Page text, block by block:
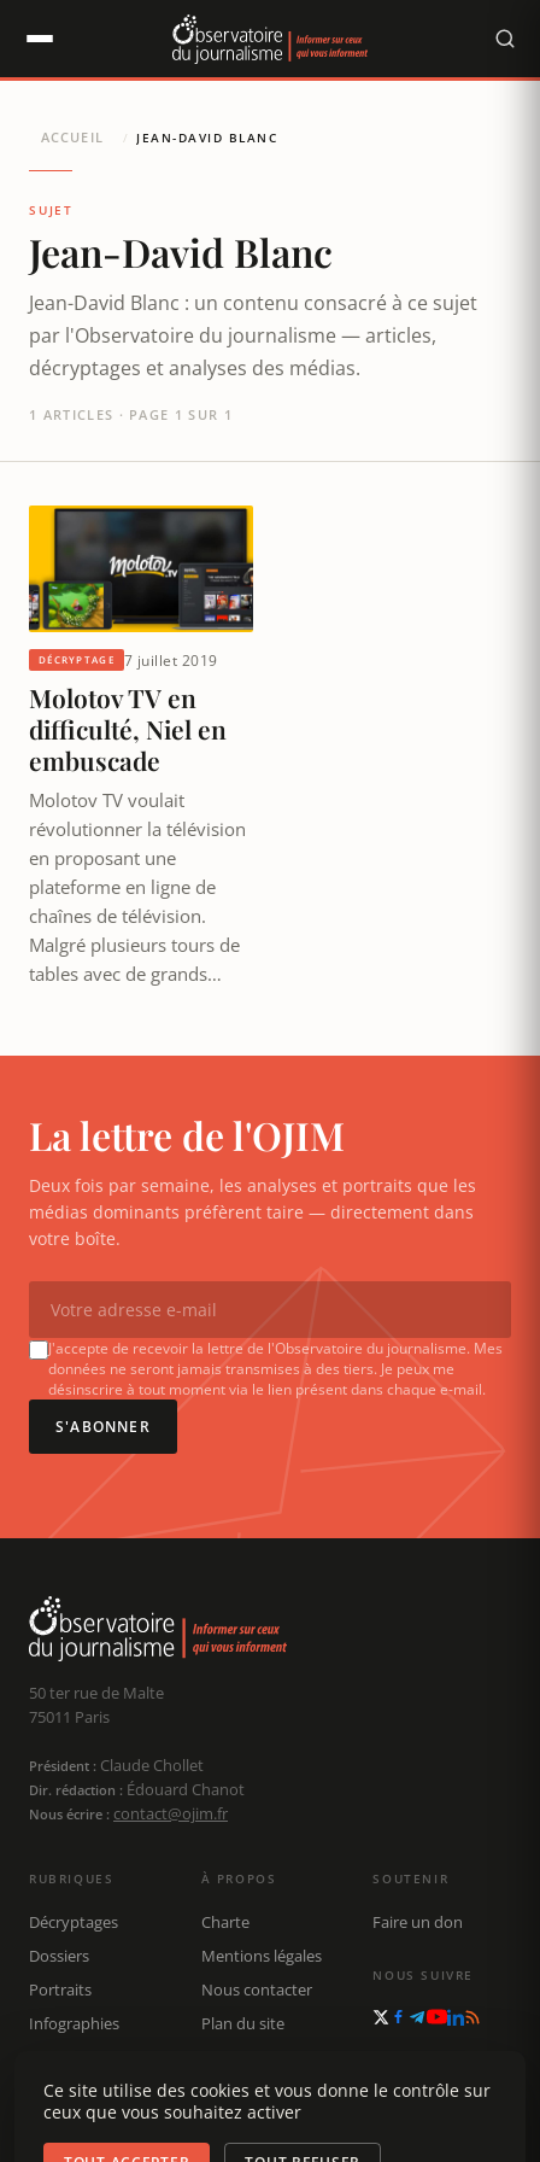
ACCUEIL / JEAN-DAVID BLANC
SUJET
Jean-David Blanc
Jean-David Blanc : un contenu consacré à ce sujet
par l'Observatoire du journalisme — articles,
décryptages et analyses des médias.
1 ARTICLES · PAGE 1 SUR 1
DÉCRYPTAGE 7 juillet 2019
Molotov TV en
difficulté, Niel en
embuscade
Molotov TV voulait
révolutionner la télévision
en proposant une
plateforme en ligne de
chaînes de télévision.
Malgré plusieurs tours de
tables avec de grands…
La lettre de l'OJIM
Deux fois par semaine, les analyses et portraits que les
médias dominants préfèrent taire — directement dans
votre boîte.
J'accepte de recevoir la lettre de l'Observatoire du journalisme. Mes
données ne seront jamais transmises à des tiers. Je peux me
désinscrire à tout moment via le lien présent dans chaque e-mail.
S'ABONNER
50 ter rue de Malte
75011 Paris
Président : Claude Chollet
Dir. rédaction : Édouard Chanot
Nous écrire : contact@ojim.fr
RUBRIQUES
Décryptages
Dossiers
Portraits
Infographies
Rechercher
À PROPOS
Charte
Mentions légales
Nous contacter
Plan du site
SOUTENIR
Faire un don
NOUS SUIVRE
Panneau de gestion des cookies
Ce site utilise des cookies et vous donne le contrôle sur
ceux que vous souhaitez activer